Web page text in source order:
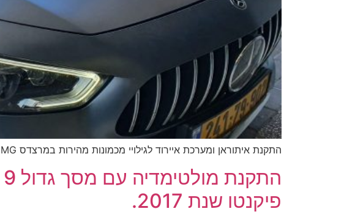
התקנת איתוראן ומערכת איירוד לגילויי מכמונות מהירות במרצדס MG חדשה.
פיקנטו שנת 2017.